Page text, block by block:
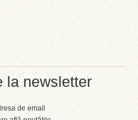
la newsletter
de email